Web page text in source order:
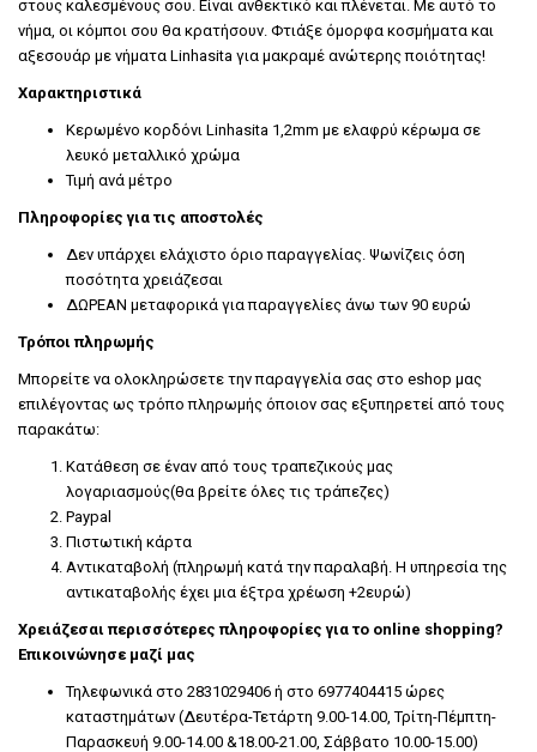
στους καλεσμένους σου. Είναι ανθεκτικό και πλένεται. Με αυτό το
νήμα, οι κόμποι σου θα κρατήσουν. Φτιάξε όμορφα κοσμήματα και
αξεσουάρ με νήματα Linhasita για μακραμέ ανώτερης ποιότητας!
Χαρακτηριστικά
Κερωμένο κορδόνι Linhasita 1,2mm με ελαφρύ κέρωμα σε
λευκό μεταλλικό χρώμα
Τιμή ανά μέτρο
Πληροφορίες για τις αποστολές
Δεν υπάρχει ελάχιστο όριο παραγγελίας. Ψωνίζεις όση
ποσότητα χρειάζεσαι
ΔΩΡΕΑΝ μεταφορικά για παραγγελίες άνω των 90 ευρώ
Τρόποι πληρωμής
Μπορείτε να ολοκληρώσετε την παραγγελία σας στο eshop μας
επιλέγοντας ως τρόπο πληρωμής όποιον σας εξυπηρετεί από τους
παρακάτω:
Κατάθεση σε έναν από τους τραπεζικούς μας
λογαριασμούς(θα βρείτε όλες τις τράπεζες)
Paypal
Πιστωτική κάρτα
Αντικαταβολή (πληρωμή κατά την παραλαβή. Η υπηρεσία της
αντικαταβολής έχει μια έξτρα χρέωση +2ευρώ)
Χρειάζεσαι περισσότερες πληροφορίες για το online shopping?
Επικοινώνησε μαζί μας
Τηλεφωνικά στο 2831029406 ή στο 6977404415 ώρες
καταστημάτων (Δευτέρα-Τετάρτη 9.00-14.00, Τρίτη-Πέμπτη-
Παρασκευή 9.00-14.00 &18.00-21.00, Σάββατο 10.00-15.00)